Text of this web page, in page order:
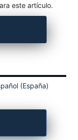
este artículo.
(España)